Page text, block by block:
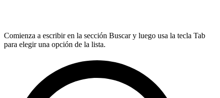
Comienza a escribir en la sección Buscar y luego usa la tecla Tab
para elegir una opción de la lista.